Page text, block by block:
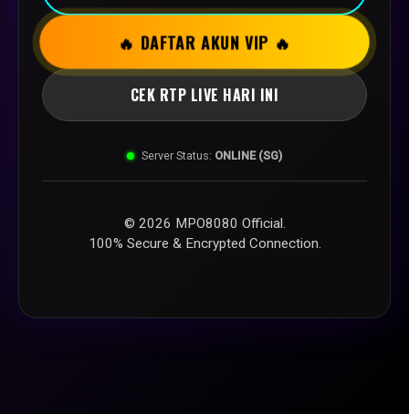
🔥 DAFTAR AKUN VIP 🔥
CEK RTP LIVE HARI INI
Server Status: ONLINE (SG)
© 2026 MPO8080 Official.
100% Secure & Encrypted Connection.